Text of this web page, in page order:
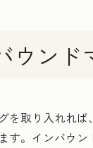
ウンド
を取り入れれ
す。インバウ